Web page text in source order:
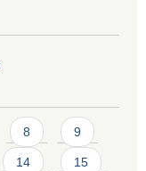
8 9
14 15